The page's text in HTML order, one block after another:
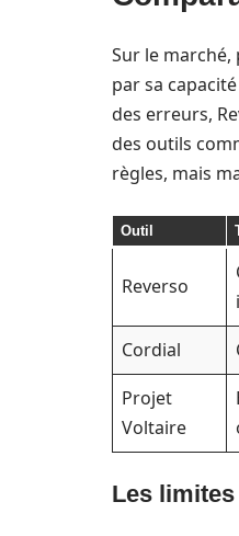
Sur le
par sa
des erreurs,
des outils
règles, mais
Outil
Reverso
Cordial
Projet
Voltaire
Les